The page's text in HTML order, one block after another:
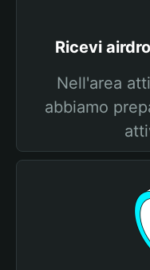
Ricevi
Nell'area
abbiamo